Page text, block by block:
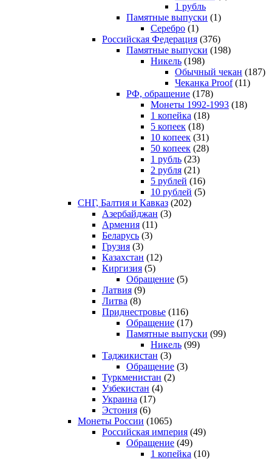
1 рубль
Памятные выпуски (1)
Серебро (1)
Российская Федерация (376)
Памятные выпуски (198)
Никель (198)
Обычный чекан (187)
Чеканка Proof(11)
РФ, обращение (178)
Монеты 1992-1993 (18)
1 копейка (18)
5 копеек (18)
10 копеек (31)
50 копеек (28)
1 рубль (23)
2 рубля (21)
5 рублей (16)
10 рублей (5)
СНГ, Балтия и Кавказ (202)
Азербайджан (3)
Армения (11)
Беларусь (3)
Грузия (3)
Казахстан (12)
Киргизия (5)
Обращение (5)
Латвия (9)
Литва (8)
Приднестровье (116)
Обращение (17)
Памятные выпуски (99)
Никель (99)
Таджикистан (3)
Обращение (3)
Туркменистан (2)
Узбекистан (4)
Украина (17)
Эстония (6)
Монеты России (1065)
Российская империя (49)
Обращение (49)
1 копейка (10)